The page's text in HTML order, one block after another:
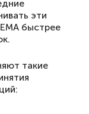
эти
быстрее
такие